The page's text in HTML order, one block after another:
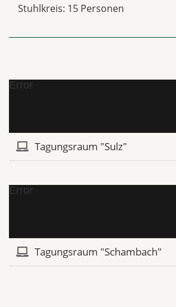
Stuhlkreis: 15 Personen
Error
Tagungsraum "Sulz"
Error
Tagungsraum "Schambach"